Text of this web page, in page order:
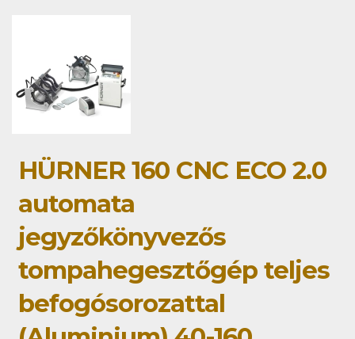
HÜRNER 160 CNC ECO 2.0
automata
jegyzőkönyvezős
tompahegesztőgép teljes
befogósorozattal